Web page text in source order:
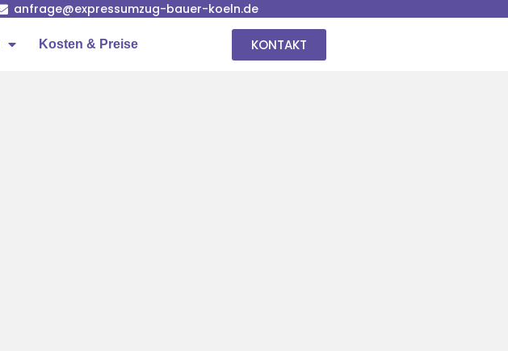
anfrage@expressumzug-bauer-koeln.de
Kosten & Preise KONTAKT